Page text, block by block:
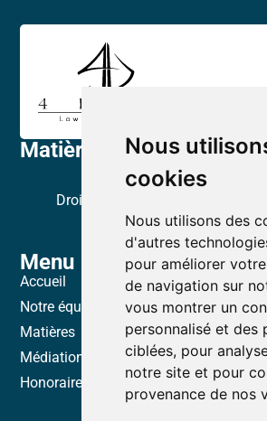
Nous
cookies
Nous utilisons des
d'autres
pour améliorer
de navigation sur
vous montrer un
personnalisé et des
ciblées, pour
notre site et pour
provenance de nos
Matières
Droit immobilier
Droit de la famille &
Menu
Accueil
Notre équipe
Matières
Médiation & Droit collaboratif
Honoraires
Politique de